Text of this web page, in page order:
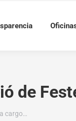
de
cargo…